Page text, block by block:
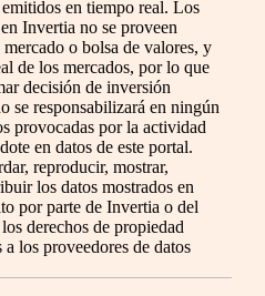
en tiempo real. Los
Invertia no se proveen
o bolsa de valores, y
de los mercados, por lo que
decisión de inversión
se responsabilizará en ningún
provocadas por la actividad
en datos de este portal.
reproducir, mostrar,
los datos mostrados en
por parte de Invertia o del
derechos de propiedad
los proveedores de datos